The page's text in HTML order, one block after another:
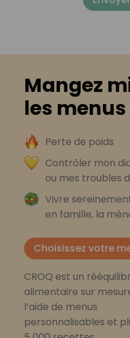
Mangez
les menus
Perte de poids
Contrôler mon
ou mes troubles
Vivre
en famille, la
Choisissez votre
CROQ est un
alimentaire sur
l’aide de menus
personnalisables et